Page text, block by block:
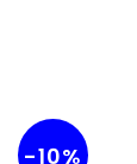
-10%